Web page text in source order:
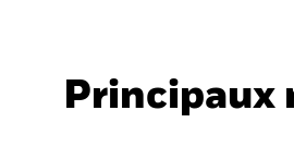
Principaux